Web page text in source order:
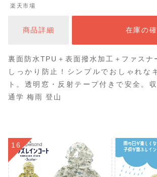
稚園 小学生 収納バッグ付 カッパ 反射
楽天市場
商品詳細 在庫の
裏面防水TPU＋表面撥水加工＋ファスナ
しっかり防止！シンプルでおしゃれな
ト。透明窓・反射テープ付きで安全。
通学 梅雨 登山
16